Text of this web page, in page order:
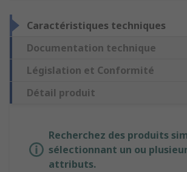
Caractéristiques techniques
Documentation technique
Législation et Conformité
Détail produit
Recherchez des produits
sélectionnant un ou
attributs.